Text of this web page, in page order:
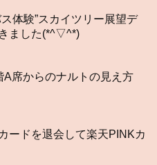
体験”スカイツリー展望デ
ました(*^▽^*)
A席からのナルトの見え方
ードを退会して楽天PINKカ